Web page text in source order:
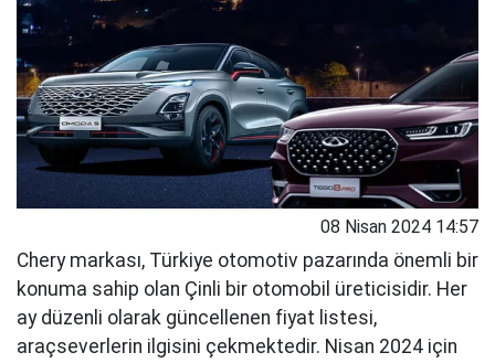
08 Nisan 2024 14:57
Chery markası, Türkiye otomotiv pazarında önemli bir
konuma sahip olan Çinli bir otomobil üreticisidir. Her
ay düzenli olarak güncellenen fiyat listesi,
araçseverlerin ilgisini çekmektedir. Nisan 2024 için